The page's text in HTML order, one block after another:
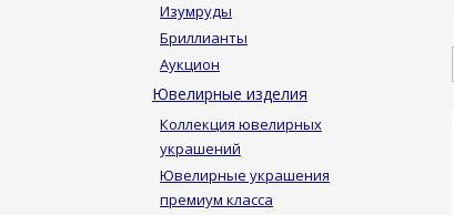
Изумруды
Бриллианты
Аукцион
Ювелирные изделия
Коллекция ювелирных
украшений
Ювелирные украшения
премиум класса